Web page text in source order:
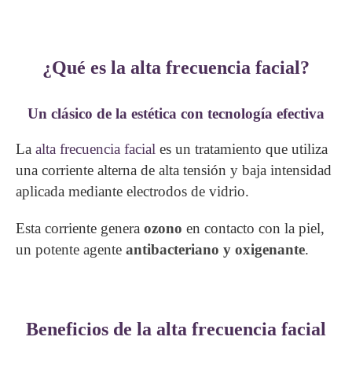
¿Qué es la alta frecuencia facial?
Un clásico de la estética con tecnología efectiva
La alta frecuencia facial es un tratamiento que utiliza
una corriente alterna de alta tensión y baja intensidad
aplicada mediante electrodos de vidrio.
Esta corriente genera ozono en contacto con la piel,
un potente agente antibacteriano y oxigenante.
Beneficios de la alta frecuencia facial